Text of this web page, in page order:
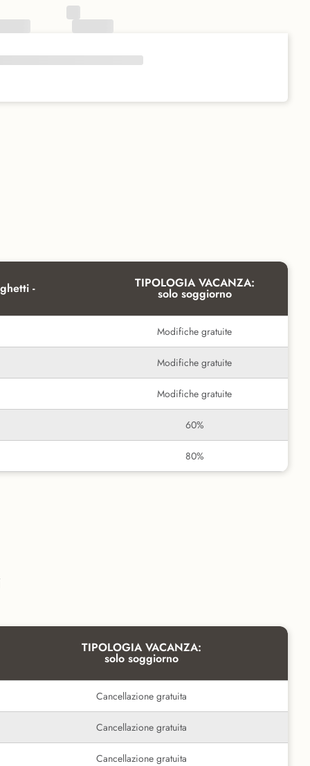
- TIPOLOGIA VACANZA:
solo soggiorno
Modifiche gratuite
Modifiche gratuite
Modifiche gratuite
60%
80%
TIPOLOGIA VACANZA:
solo soggiorno
Cancellazione gratuita
Cancellazione gratuita
Cancellazione gratuita